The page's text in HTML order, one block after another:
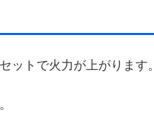
ットで火力が上がります。